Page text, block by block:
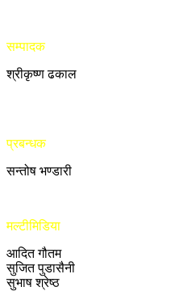
सम्पादक
श्रीकृष्ण ढकाल
प्रबन्धक
सन्तोष भण्डारी
मल्टीमिडिया
आदित गौतम
सुजित पुडासैनी
सुभाष श्रेष्ठ